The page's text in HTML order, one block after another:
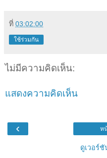
ที่ 03:02:00
ใช้ร่วมกัน
ไม่มีความคิดเห็น:
แสดงความคิดเห็น
‹ ห
ดูเวอร์ชั